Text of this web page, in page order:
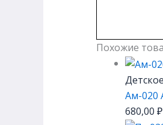
Похожие
Ам-020
680,00 ₽